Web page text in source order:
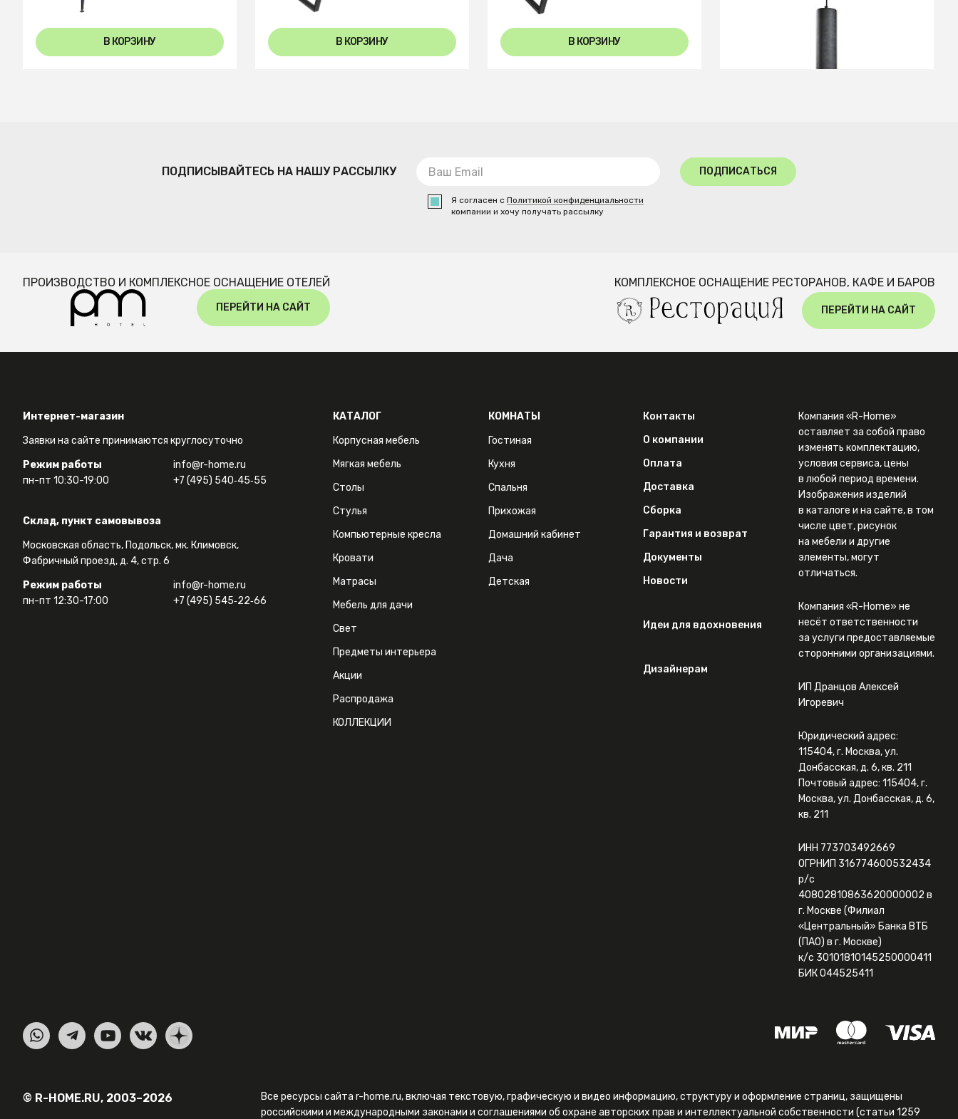
В КОРЗИНУ В КОРЗИНУ В КОРЗИНУ
ПОДПИСЫВАЙТЕСЬ НА НАШУ РАССЫЛКУ
Я согласен с Политикой конфиденциальности
компании и хочу получать рассылку
ПОДПИСАТЬСЯ
ПРОИЗВОДСТВО И КОМПЛЕКСНОЕ ОСНАЩЕНИЕ ОТЕЛЕЙ
ПЕРЕЙТИ НА САЙТ
КОМПЛЕКСНОЕ ОСНАЩЕНИЕ РЕСТОРАНОВ, КАФЕ И БАРОВ
ПЕРЕЙТИ НА САЙТ
Интернет-магазин
Заявки на сайте принимаются круглосуточно
Режим работы
пн-пт 10:30-19:00
info@r-home.ru
+7 (495) 540‑45‑55
Склад, пункт самовывоза
Московская область, Подольск, мк. Климовск,
Фабричный проезд, д. 4, стр. 6
Режим работы
пн-пт 12:30-17:00
info@r-home.ru
+7 (495) 545‑22‑66
КАТАЛОГ
Корпусная мебель
Мягкая мебель
Столы
Стулья
Компьютерные кресла
Кровати
Матрасы
Мебель для дачи
Свет
Предметы интерьера
Акции
Распродажа
КОЛЛЕКЦИИ
КОМНАТЫ
Гостиная
Кухня
Спальня
Прихожая
Домашний кабинет
Дача
Детская
Контакты
О компании
Оплата
Доставка
Сборка
Гарантия и возврат
Документы
Новости
Идеи для вдохновения
Дизайнерам
Компания «R-Home»
оставляет за собой право
изменять комплектацию,
условия сервиса, цены
в любой период времени.
Изображения изделий
в каталоге и на сайте, в том
числе цвет, рисунок
на мебели и другие
элементы, могут
отличаться.
Компания «R-Home» не
несёт ответственности
за услуги предоставляемые
сторонними организациями.
ИП Дранцов Алексей
Игоревич
Юридический адрес:
115404, г. Москва, ул.
Донбасская, д. 6, кв. 211
Почтовый адрес: 115404, г.
Москва, ул. Донбасская, д. 6,
кв. 211
ИНН 773703492669
ОГРНИП 316774600532434
р/с
40802810863620000002 в
г. Москве (Филиал
«Центральный» Банка ВТБ
(ПАО) в г. Москве)
к/с 30101810145250000411
БИК 044525411
© R-HOME.RU, 2003–2026
Все ресурсы сайта r-home.ru, включая текстовую, графическую и видео информацию, структуру и оформление страниц, защищены
российскими и международными законами и соглашениями об охране авторских прав и интеллектуальной собственности (статьи 1259